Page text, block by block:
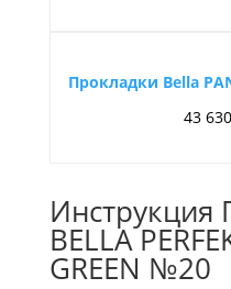
Прокладки Bella
43 630
BELLA
GREEN №20